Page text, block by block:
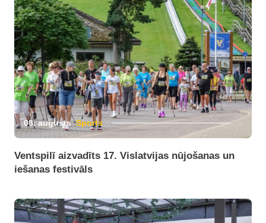
08. augusts Sports
Ventspilī aizvadīts 17. Vislatvijas nūjošanas un
iešanas festivāls